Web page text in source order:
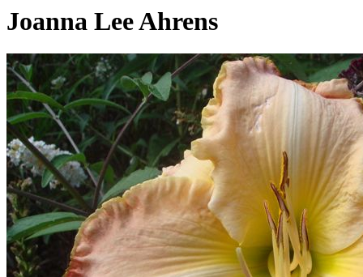
Joanna Lee Ahrens